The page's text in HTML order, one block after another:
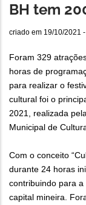
BH tem
criado em 19/10/2021
Foram 329
horas de
para realizar o
cultural foi o
2021, realizada
Municipal de
Com o conceito
durante 24 horas
contribuindo para
capital mineira.